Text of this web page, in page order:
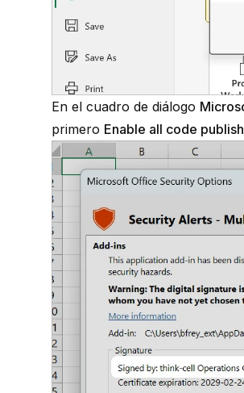
En el cuadro de diálogo
primero Enable all code